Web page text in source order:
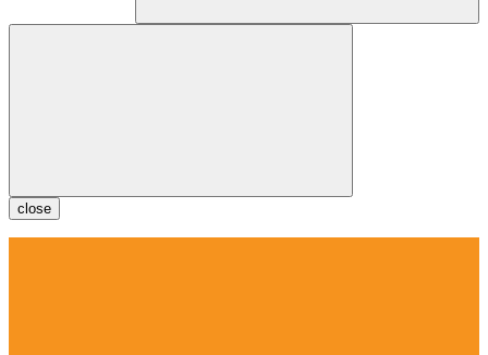
close